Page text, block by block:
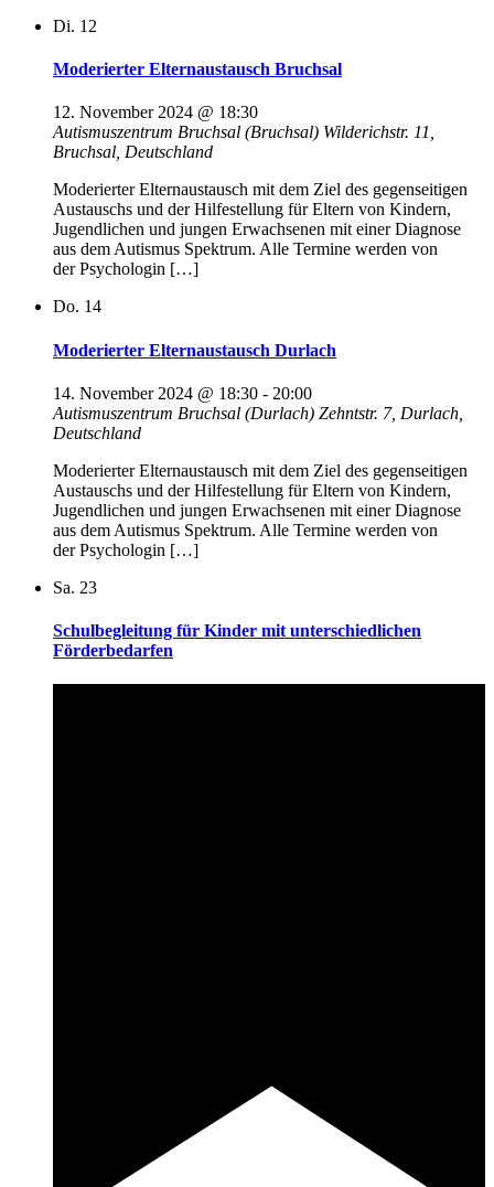
Di. 12
Moderierter Elternaustausch Bruchsal
12. November 2024 @ 18:30
Autismuszentrum Bruchsal (Bruchsal) Wilderichstr. 11,
Bruchsal, Deutschland
Moderierter Elternaustausch mit dem Ziel des gegenseitigen
Austauschs und der Hilfestellung für Eltern von Kindern,
Jugendlichen und jungen Erwachsenen mit einer Diagnose
aus dem Autismus Spektrum. Alle Termine werden von
der Psychologin […]
Do. 14
Moderierter Elternaustausch Durlach
14. November 2024 @ 18:30 - 20:00
Autismuszentrum Bruchsal (Durlach) Zehntstr. 7, Durlach,
Deutschland
Moderierter Elternaustausch mit dem Ziel des gegenseitigen
Austauschs und der Hilfestellung für Eltern von Kindern,
Jugendlichen und jungen Erwachsenen mit einer Diagnose
aus dem Autismus Spektrum. Alle Termine werden von
der Psychologin […]
Sa. 23
Schulbegleitung für Kinder mit unterschiedlichen
Förderbedarfen